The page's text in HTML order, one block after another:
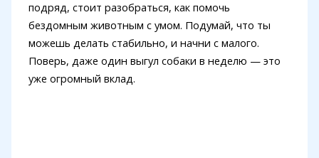
подряд, стоит разобраться, как помочь
бездомным животным с умом. Подумай, что ты
можешь делать стабильно, и начни с малого.
Поверь, даже один выгул собаки в неделю — это
уже огромный вклад.